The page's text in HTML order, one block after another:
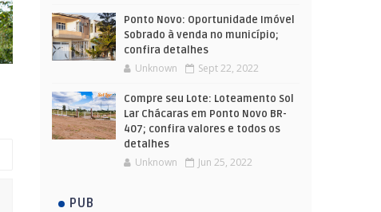
Ponto Novo: Oportunidade Imóvel
Sobrado à venda no município;
confira detalhes
Unknown Sept 22, 2022
Compre seu Lote: Loteamento Sol
Lar Chácaras em Ponto Novo BR-
407; confira valores e todos os
detalhes
Unknown Jun 25, 2022
PUB